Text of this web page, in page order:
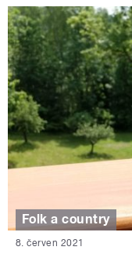
Folk a country
8. červen 2021